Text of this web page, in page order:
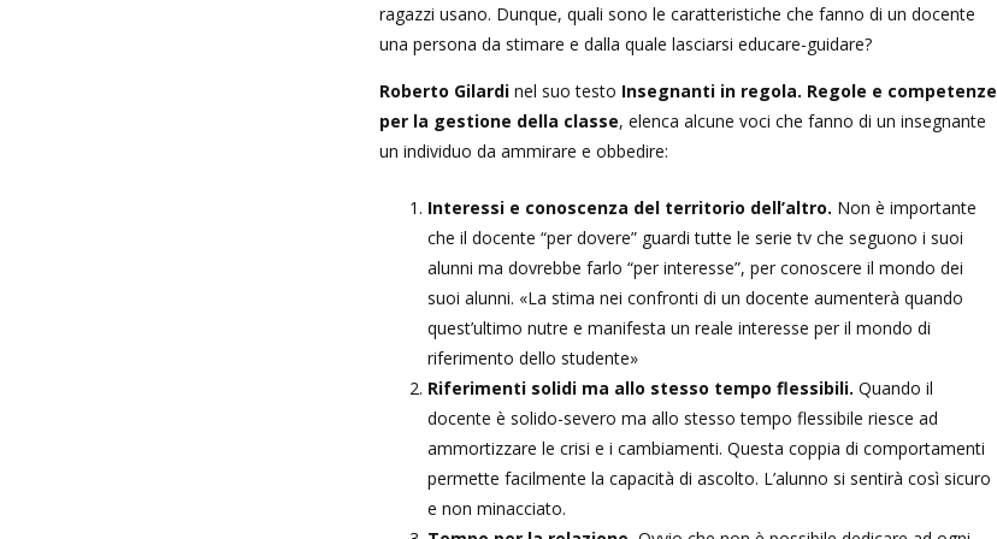
ragazzi usano. Dunque, quali sono le caratteristiche che fanno di un docente
una persona da stimare e dalla quale lasciarsi educare-guidare?
Roberto Gilardi nel suo testo Insegnanti in regola. Regole e competenze
per la gestione della classe, elenca alcune voci che fanno di un insegnante
un individuo da ammirare e obbedire:
Interessi e conoscenza del territorio dell’altro. Non è importante
che il docente “per dovere” guardi tutte le serie tv che seguono i suoi
alunni ma dovrebbe farlo “per interesse”, per conoscere il mondo dei
suoi alunni. «La stima nei confronti di un docente aumenterà quando
quest’ultimo nutre e manifesta un reale interesse per il mondo di
riferimento dello studente»
Riferimenti solidi ma allo stesso tempo flessibili. Quando il
docente è solido-severo ma allo stesso tempo flessibile riesce ad
ammortizzare le crisi e i cambiamenti. Questa coppia di comportamenti
permette facilmente la capacità di ascolto. L’alunno si sentirà così sicuro
e non minacciato.